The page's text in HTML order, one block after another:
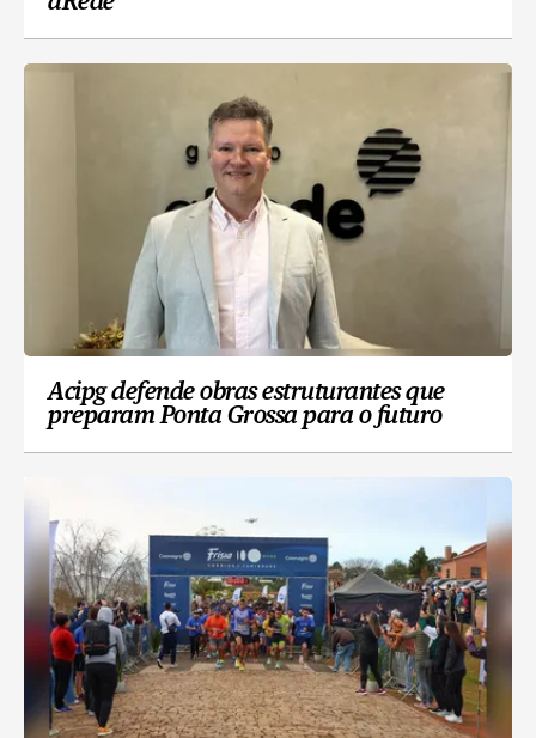
Acipg defende obras estruturantes que
preparam Ponta Grossa para o futuro